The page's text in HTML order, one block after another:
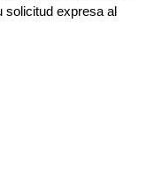
solicitud expresa al